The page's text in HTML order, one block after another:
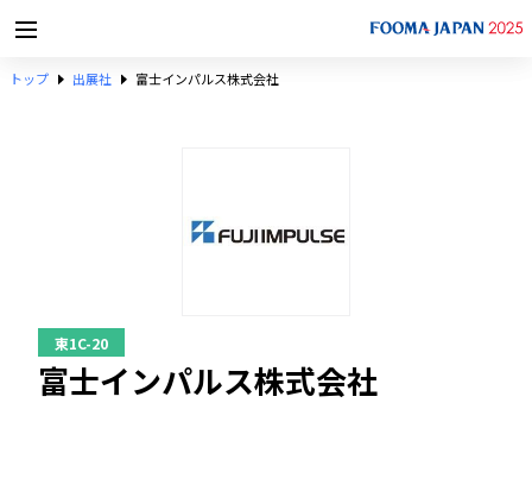
トップ 出展社 富士インパルス株式会社
東1C-20
富士インパルス株式会社